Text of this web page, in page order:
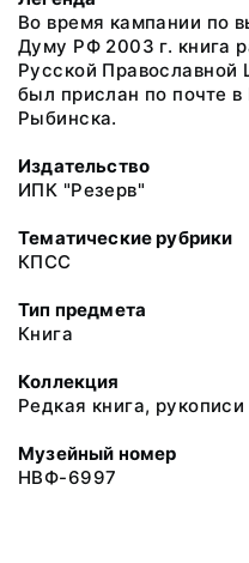
Во время кампании по
Думу РФ 2003 г. книга
Русской Православной
был прислан по почте в
Рыбинска.
Издательство
ИПК "Резерв"
Тематические рубрики
КПСС
Тип предмета
Книга
Коллекция
Редкая книга, рукописи
Музейный номер
НВФ-6997